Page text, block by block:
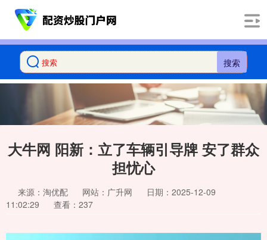
搜索
大牛网 阳新：立了车辆引导牌 安了群众
担忧心
来源：淘优配 网站：广升网
日期：2025-12-09
11:02:29
查看：237